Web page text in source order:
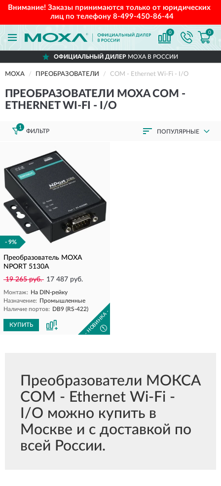
Внимание! Заказы принимаются только от юридических
лиц по телефону 8-499-450-86-44
0 0
ОФИЦИАЛЬНЫЙ ДИЛЕРMOXA В РОССИИ
MOXA ПРЕОБРАЗОВАТЕЛИ COM - Ethernet Wi-Fi - I/O
ПРЕОБРАЗОВАТЕЛИ MOXA COM -
ETHERNET WI-FI - I/O
1
ФИЛЬТР ПОПУЛЯРНЫЕ
- 9%
Преобразователь MOXA
NPORT 5130A
19 265 руб. 17 487 руб.
Монтаж: На DIN-рейку
Назначение: Промышленные
Наличие портов: DB9 (RS-422)
КУПИТЬ - НОВИНКА -
!
Преобразователи МОКСА
COM - Ethernet Wi-Fi -
I/O можно купить в
Москве и с доставкой по
всей России.